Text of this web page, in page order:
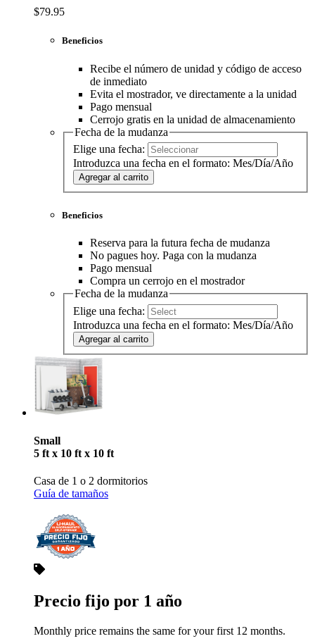
$79.95
Beneficios
Recibe el número de unidad y código de acceso
de inmediato
Evita el mostrador, ve directamente a la unidad
Pago mensual
Cerrojo gratis en la unidad de almacenamiento
Fecha de la mudanza
Elige una fecha:
Introduzca una fecha en el formato: Mes/Día/Año
Agregar al carrito
Beneficios
Reserva para la futura fecha de mudanza
No pagues hoy. Paga con la mudanza
Pago mensual
Compra un cerrojo en el mostrador
Fecha de la mudanza
Elige una fecha:
Introduzca una fecha en el formato: Mes/Día/Año
Agregar al carrito
Small
5 ft x 10 ft x 10 ft
Casa de 1 o 2 dormitorios
Guía de tamaños
Precio fijo por 1 año
Monthly price remains the same for your first 12 months.